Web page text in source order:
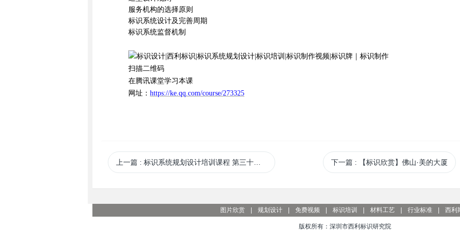
服务机构的选择原则
标识系统设计及完善周期
标识系统监督机制
扫描二维码
在腾讯课堂学习本课
网址： https://ke.qq.com/course/273325
上一篇 : 标识系统规划设计培训课程 第三十课 公用建筑标识系统规划设计 下一篇 : 【标识欣赏】佛山·美的大厦
图片欣赏 规划设计 免费视频 标识培训 材料工艺 行业标准 西利
版权所有：深圳市西利标识研究院